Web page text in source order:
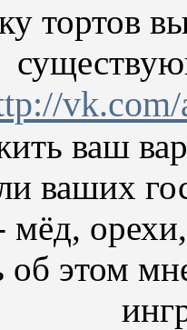
тортов
vk.com/
ваш
ваших
мёд,
этом